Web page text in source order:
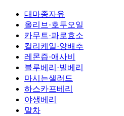
대마종자유
올리브·호두오일
카무트·파로효소
컬리케일·양배추
레몬즙·애사비
블루베리·빌베리
마시는샐러드
하스카프베리
야생베리
말차